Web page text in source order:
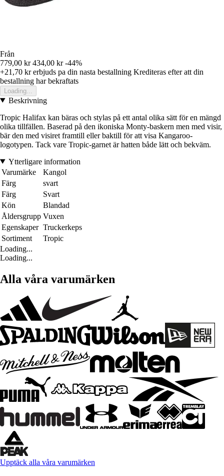
Från
779,00 kr 434,00 kr -44%
+21,70 krerbjuds pa din nasta bestallning Krediteras efter att din
bestallning har bekraftats
Loading...
Beskrivning
Tropic Halifax kan bäras och stylas på ett antal olika sätt för en mängd
olika tillfällen. Baserad på den ikoniska Monty-baskern men med visir,
bär den med visiret framtill eller baktill för att visa Kangaroo-
logotypen. Tack vare Tropic-garnet är hatten både lätt och bekväm.
Ytterligare information
Varumärke
Kangol
Färg
svart
Färg
Svart
Kön
Blandad
Åldersgrupp Vuxen
Egenskaper Truckerkeps
Sortiment
Tropic
Loading...
Loading...
Alla våra varumärken
Upptäck alla våra varumärken